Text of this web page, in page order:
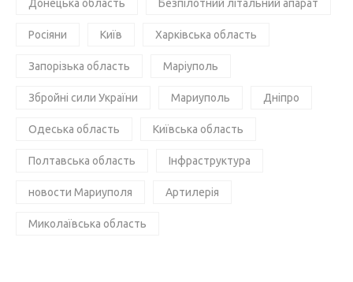
Донецька область Безпілотний літальний апарат
Росіяни Київ Харківська область
Запорізька область Маріуполь
Збройні сили України Мариуполь Дніпро
Одеська область Київська область
Полтавська область Інфраструктура
новости Мариуполя Артилерія
Миколаївська область